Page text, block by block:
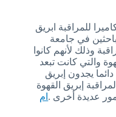
للمراقبة ابريق
في جامعة
وذلك لأنهم كانوا
والتي كانت تبعد
يجدون إبريق
إبريق القهوة
عديدة أخرى . ام